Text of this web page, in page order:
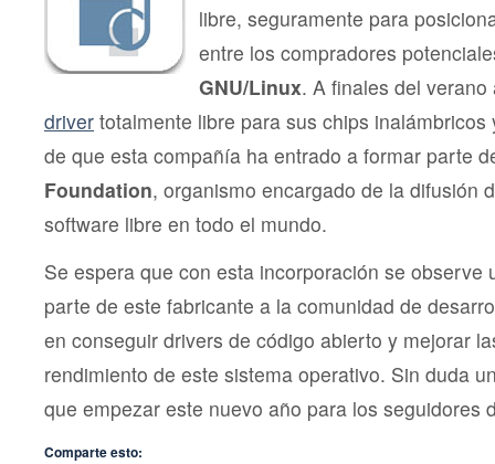
libre, seguramente para
entre los compradores
GNU/Linux. A finales del
driver totalmente libre para sus chips
de que esta compañía ha entrado a formar parte
Foundation, organismo encargado de la difusión
software libre en todo el mundo.
Se espera que con esta incorporación se observe
parte de este fabricante a la comunidad de
en conseguir drivers de código abierto y mejorar
rendimiento de este sistema operativo. Sin duda
que empezar este nuevo año para los seguidores
Comparte esto: